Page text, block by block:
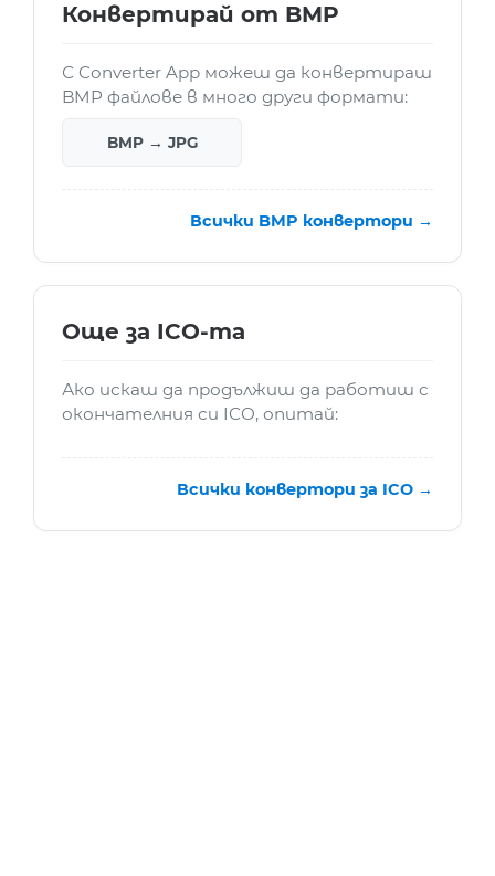
Конвертирай от BMP
С Converter App можеш да конвертираш
BMP файлове в много други формати:
BMP → JPG
Всички BMP конвертори →
Още за ICO-та
Ако искаш да продължиш да работиш с
окончателния си ICO, опитай:
Всички конвертори за ICO →